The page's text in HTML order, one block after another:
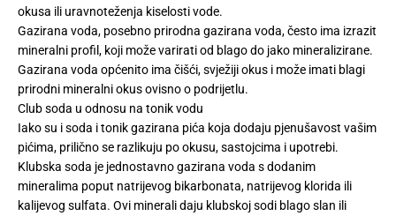
okusa ili uravnoteženja kiselosti vode.
Gazirana voda, posebno prirodna gazirana voda, često ima izrazit
mineralni profil, koji može varirati od blago do jako mineralizirane.
Gazirana voda općenito ima čišći, svježiji okus i može imati blagi
prirodni mineralni okus ovisno o podrijetlu.
Club soda u odnosu na tonik vodu
Iako su i soda i tonik gazirana pića koja dodaju pjenušavost vašim
pićima, prilično se razlikuju po okusu, sastojcima i upotrebi.
Klubska soda je jednostavno gazirana voda s dodanim
mineralima poput natrijevog bikarbonata, natrijevog klorida ili
kalijevog sulfata. Ovi minerali daju klubskoj sodi blago slan ili